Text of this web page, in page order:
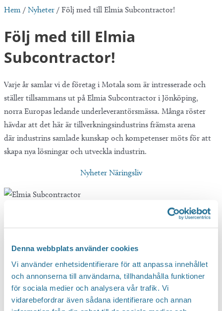
Denna webbplats använder cookies
Vi använder enhetsidentifierare för att anpassa innehållet
och annonserna till användarna, tillhandahålla funktioner
för sociala medier och analysera vår trafik. Vi
vidarebefordrar även sådana identifierare och annan
Hem / Nyheter / Följ med till Elmia Subcontractor!
Följ med till Elmia
Subcontractor!
Varje år samlar vi de företag i Motala som är intresserade och
ställer tillsammans ut på Elmia Subcontractor i Jönköping,
norra Europas ledande underleverantörsmässa. Många röster
hävdar att det här är tillverkningsindustrins främsta arena
där industrins samlade kunskap och kompetenser möts för att
skapa nya lösningar och utveckla industrin.
Nyheter Näringsliv
Elmia Subcontrator är en internationell mässa med utställare
från 30 länder som arrangeras varje år på Elmia i Jönköping. I år
Mässan är renodlad av enbart underleverantör till
tillverkningsindustrin och varje år grundläggs affärer för flera
miljarder kronor.